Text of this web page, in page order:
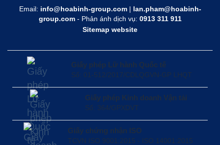
Email: info@hoabinh-group.com| lan.pham@hoabinh-
group.com- Phản ánh dịch vụ: 0913 311 911
Sitemap website
Giấy phép Lữ hành Quốc tế
Số: 01-512/2017/CDLQGVN-GP LHQT
Giấy phép Kinh doanh Vận tải
Số: 364/GPXDVT
Giấy chứng nhận ISO
TCVN ISO 9001:2015 - ISO 14001:2015